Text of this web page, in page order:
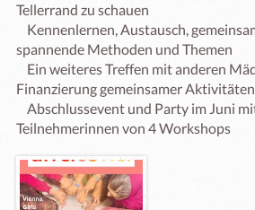
Tellerrand zu schauen
spannende Methoden und Themen
Finanzierung gemeinsamer Aktivitäten